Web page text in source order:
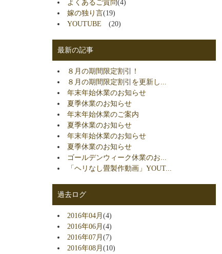
よくあるご質問(4)
嫁の独り言(19)
YOUTUBE(20)
最新の記事
８月の期間限定割引！
８月の期間限定割引を更新し...
年末年始休業のお知らせ
夏季休業のお知らせ
年末年始休業のご案内
夏季休業のお知らせ
年末年始休業のお知らせ
夏季休業のお知らせ
ゴールデンウィーク休業のお...
「ヘリなし畳製作動画」YOUT...
過去ログ
2016年04月(4)
2016年06月(4)
2016年07月(7)
2016年08月(10)